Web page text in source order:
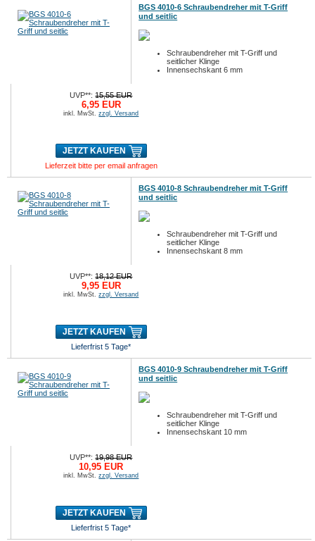
BGS 4010-6 Schraubendreher mit T-Griff
und seitlic
Schraubendreher mit T-Griff und
seitlicher Klinge
Innensechskant 6 mm
UVP**:15,55 EUR
6,95 EUR
inkl. MwSt.zzgl. Versand
JETZT KAUFEN
Lieferzeit bitte per email anfragen
BGS 4010-8 Schraubendreher mit T-Griff
und seitlic
Schraubendreher mit T-Griff und
seitlicher Klinge
Innensechskant 8 mm
UVP**:18,12 EUR
9,95 EUR
inkl. MwSt.zzgl. Versand
JETZT KAUFEN
Lieferfrist 5 Tage*
BGS 4010-9 Schraubendreher mit T-Griff
und seitlic
Schraubendreher mit T-Griff und
seitlicher Klinge
Innensechskant 10 mm
UVP**:19,98 EUR
10,95 EUR
inkl. MwSt.zzgl. Versand
JETZT KAUFEN
Lieferfrist 5 Tage*